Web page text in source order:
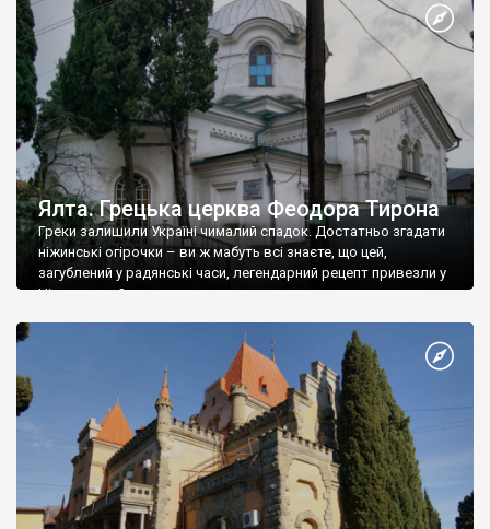
Ялта. Грецька церква Феодора Тирона
Греки залишили Україні чималий спадок. Достатньо згадати
ніжинські огірочки – ви ж мабуть всі знаєте, що цей,
загублений у радянські часи, легендарний рецепт привезли у
Ніжин греки?